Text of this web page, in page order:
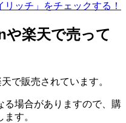
ッチ」をチェックする！
楽天で売って
で販売されています。
る場合がありますので、購
す。